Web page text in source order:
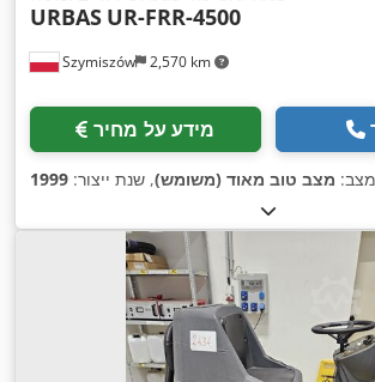
Szymiszów 2,570 km
URBAS UR-FRR-4500
מידע על מחיר
מצב: מצב טוב מאוד (משומש), שנת ייצור: 1999